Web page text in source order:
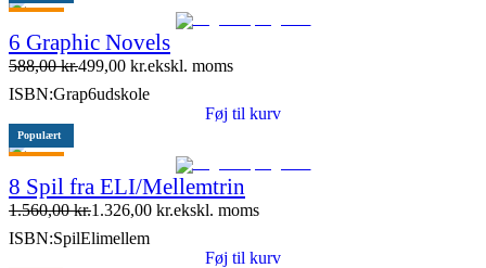
6 Graphic Novels
588,00kr.499,00 kr.ekskl. moms
ISBN:Grap6udskole
Føj til kurv
Populært
8 Spil fra ELI/Mellemtrin
1.560,00kr.1.326,00 kr.ekskl. moms
ISBN:SpilElimellem
Føj til kurv